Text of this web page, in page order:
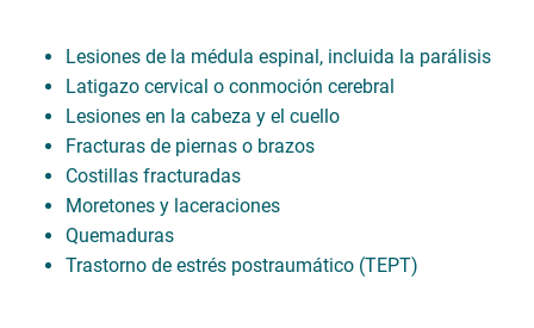
Lesiones de la médula espinal, incluida la parálisis
Latigazo cervical o conmoción cerebral
Lesiones en la cabeza y el cuello
Fracturas de piernas o brazos
Costillas fracturadas
Moretones y laceraciones
Quemaduras
Trastorno de estrés postraumático (TEPT)